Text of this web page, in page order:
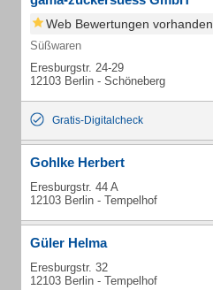
Web Bewertungen vorhanden
Süßwaren
Eresburgstr. 24-29
12103 Berlin - Schöneberg
Gratis-Digitalcheck
Gohlke Herbert
Eresburgstr. 44 A
12103 Berlin - Tempelhof
Güler Helma
Eresburgstr. 32
12103 Berlin - Tempelhof